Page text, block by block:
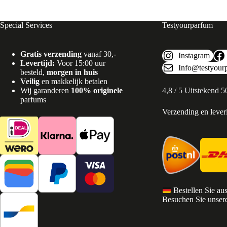
Special Services
Gratis verzending vanaf 30,-
Levertijd: Voor 15:00 uur
besteld, morgen in huis
Veilig en makkelijk betalen
Wij garanderen 100% originele
parfums
Testyourparfum
Instagram
4,8 / 5 Uitstekend
Verzending en
Bestellen Sie
Besuchen Sie